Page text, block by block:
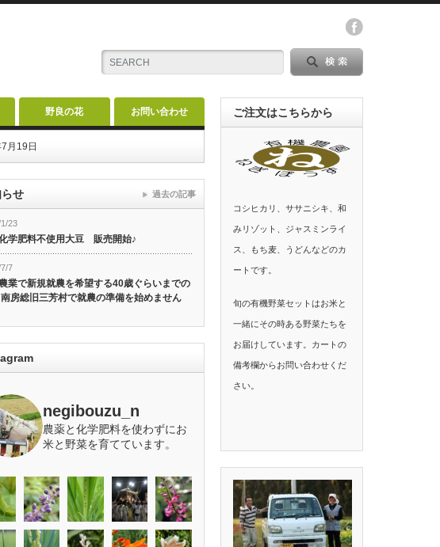
野良の花 お問い合わせ
月19日
せ
23
学肥料不使用大豆 販売開始♪
7
業で新規就農を希望する40歳ぐらいまでの
房総旧三芳村で就農の準備を始めません
過去の記事
negibouzu_n
農薬と化学肥料を使わずにお
米と野菜を育てています。
ご注文はこちらから
コシヒカリ、ササニシキ、和
みリゾット、ジャスミンライ
ス、もち麦、うどんなどのカ
ートです。
旬の有機野菜セットはお米と
一緒にその時ある野菜たちを
お届けしています。カートの
備考欄からお問い合わせくだ
さい。